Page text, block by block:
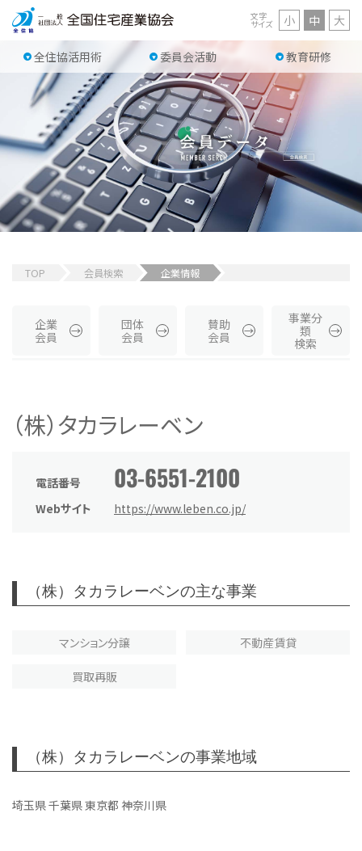
全住協活用術 委員会活動 教育研修
文字
サイズ 小 中 大
TOP 会員検索 企業情報
企業
会員
団体
会員
賛助
会員
事業分
類
検索
（株）タカラレーベン
電話番号 03-6551-2100
Webサイト https://www.leben.co.jp/
（株）タカラレーベンの主な事業
マンション分譲 不動産賃貸
買取再販
（株）タカラレーベンの事業地域
埼玉県 千葉県 東京都 神奈川県